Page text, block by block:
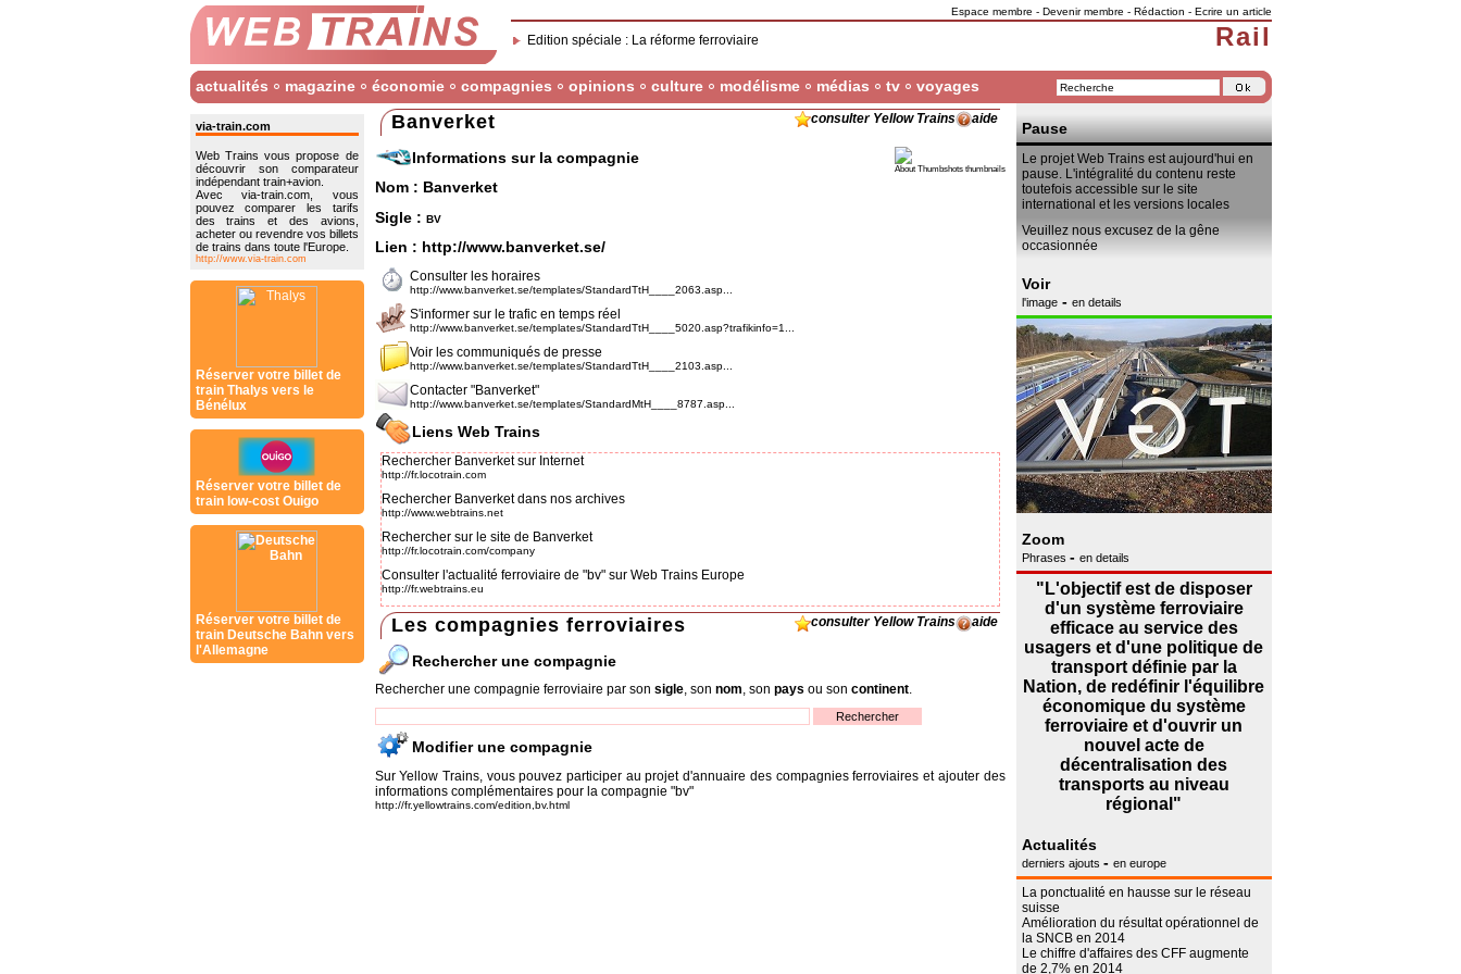
Espace membre - Devenir membre - Rédaction - Ecrire un article
Edition spéciale : La réforme ferroviaire Rail
actualités magazine économie compagnies opinions culture modélisme médias tv voyages
via-train.com
Web Trains vous propose de
découvrir son comparateur
indépendant train+avion.
Avec via-train.com, vous
pouvez comparer les tarifs
des trains et des avions,
acheter ou revendre vos billets
de trains dans toute l'Europe.
http://www.via-train.com
Réserver votre billet de
train Thalys vers le
Bénélux
Réserver votre billet de
train low-cost Ouigo
Réserver votre billet de
train Deutsche Bahn vers
l'Allemagne
aide
consulter Yellow Trains
Banverket
About Thumbshots thumbnails
Informations sur la compagnie
Nom : Banverket
Sigle : bv
Lien : http://www.banverket.se/
Consulter les horaires
http://www.banverket.se/templates/StandardTtH____2063.asp...
S'informer sur le trafic en temps réel
http://www.banverket.se/templates/StandardTtH____5020.asp?trafikinfo=1...
Voir les communiqués de presse
http://www.banverket.se/templates/StandardTtH____2103.asp...
Contacter "Banverket"
http://www.banverket.se/templates/StandardMtH____8787.asp...
Liens Web Trains
Rechercher Banverket sur Internet
http://fr.locotrain.com
Rechercher Banverket dans nos archives
http://www.webtrains.net
Rechercher sur le site de Banverket
http://fr.locotrain.com/company
Consulter l'actualité ferroviaire de "bv" sur Web Trains Europe
http://fr.webtrains.eu
aide
consulter Yellow Trains
Les compagnies ferroviaires
Rechercher une compagnie
Rechercher une compagnie ferroviaire par son sigle, son nom, son pays ou son continent.
Modifier une compagnie
Sur Yellow Trains, vous pouvez participer au projet d'annuaire des compagnies ferroviaires et ajouter des
informations complémentaires pour la compagnie "bv"
http://fr.yellowtrains.com/edition,bv.html
Pause
Le projet Web Trains est aujourd'hui en
pause. L'intégralité du contenu reste
toutefois accessible sur le site
international et les versions locales
Veuillez nous excusez de la gêne
occasionnée
Voir
l'image- en details
Zoom
Phrases - en details
"L'objectif est de disposer
d'un système ferroviaire
efficace au service des
usagers et d'une politique de
transport définie par la
Nation, de redéfinir l'équilibre
économique du système
ferroviaire et d'ouvrir un
nouvel acte de
décentralisation des
transports au niveau
régional"
Actualités
derniers ajouts - en europe
La ponctualité en hausse sur le réseau
suisse
Amélioration du résultat opérationnel de
la SNCB en 2014
Le chiffre d'affaires des CFF augmente
de 2,7% en 2014